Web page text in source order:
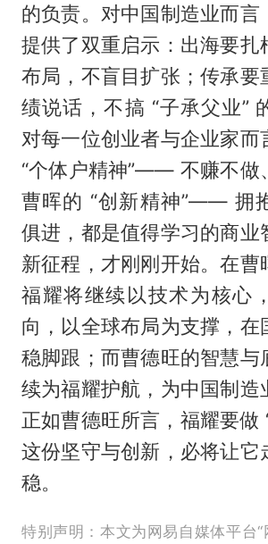
的负责。对中国制造业而言
提供了双重启示：出海要扎
布局，不盲目扩张；传承要
绩说话，不搞 “子承父业”
对每一位创业者与企业家而
“个体户精神”—— 不赚不做
曹晖的 “创新精神”—— 拥
俱进，都是值得学习的商业
新征程，才刚刚开始。在曹
福耀将继续以技术为核心
向，以全球布局为支撑，在
稳脚跟；而曹德旺的智慧与
续为福耀护航，为中国制造
正如曹德旺所言，福耀要做
这份坚守与创新，必将让它
稳。
特别声明：本文为网易自媒体平台“